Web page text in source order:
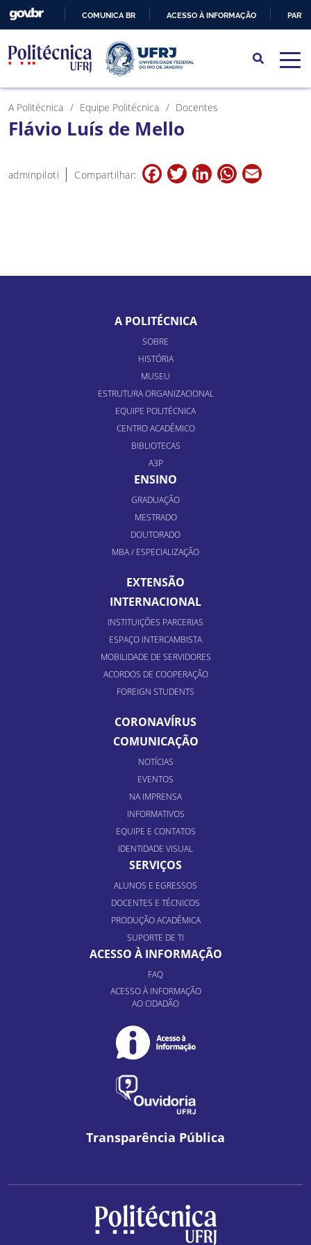
PARA
O
CONTEÚDO
COMUNICA BR ACESSO À INFORMAÇÃO
A Politécnica Equipe Politécnica Docentes
Flávio Luís de Mello
adminpiloti Compartilhar: Facebook
TwitterLinkedInWhatsApp
Email
A POLITÉCNICA
SOBRE
HISTÓRIA
MUSEU
ESTRUTURA ORGANIZACIONAL
EQUIPE POLITÉCNICA
CENTRO ACADÊMICO
BIBLIOTECAS
A3P
ENSINO
GRADUAÇÃO
MESTRADO
DOUTORADO
MBA / ESPECIALIZAÇÃO
EXTENSÃO
INTERNACIONAL
INSTITUIÇÕES PARCERIAS
ESPAÇO INTERCAMBISTA
MOBILIDADE DE SERVIDORES
ACORDOS DE COOPERAÇÃO
FOREIGN STUDENTS
CORONAVÍRUS
COMUNICAÇÃO
NOTÍCIAS
EVENTOS
NA IMPRENSA
INFORMATIVOS
EQUIPE E CONTATOS
IDENTIDADE VISUAL
SERVIÇOS
ALUNOS E EGRESSOS
DOCENTES E TÉCNICOS
PRODUÇÃO ACADÊMICA
SUPORTE DE TI
ACESSO À INFORMAÇÃO
FAQ
ACESSO À INFORMAÇÃO
AO CIDADÃO
Transparência Pública